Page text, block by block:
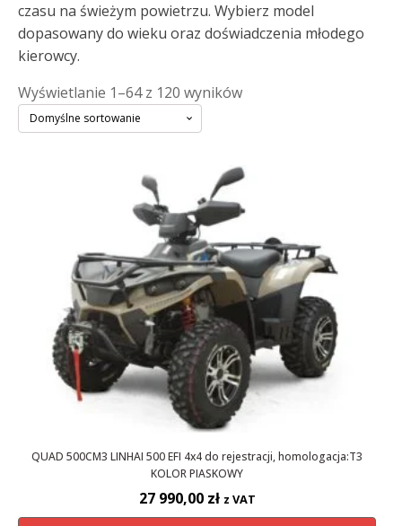
czasu na świeżym powietrzu. Wybierz model
dopasowany do wieku oraz doświadczenia młodego
kierowcy.
Wyświetlanie 1–64 z 120 wyników
QUAD 500CM3 LINHAI 500 EFI 4x4 do rejestracji, homologacja:T3
KOLOR PIASKOWY
27 990,00 zł z VAT